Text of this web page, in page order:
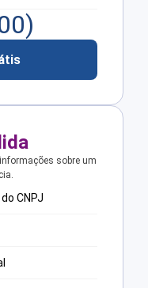
)
sobre um
CNPJ